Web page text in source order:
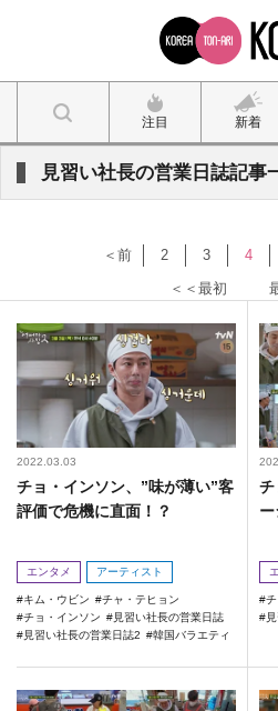
注目 新着
見習い社長の営業日誌記事
＜＜最初
＜前 2 3 4
2022.03.03
チョ・インソン、”味が薄い”客
評価で危機に直面！？
エンタメ アーティスト
キム・ウビン
チャ・テヒョン
チョ・インソン
見習い社長の営業日誌
見習い社長の営業日誌2
韓国バラエティ
チ
ー